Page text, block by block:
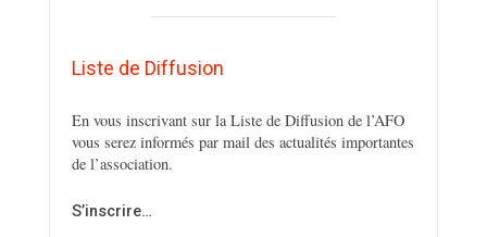
Liste de Diffusion
En vous inscrivant sur la Liste de Diffusion de l’AFO
vous serez informés par mail des actualités importantes
de l’association.
S’inscrire…